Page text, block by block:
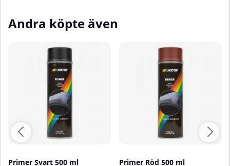
Andra köpte även
Primer Svart 500 ml Primer Röd 500 ml